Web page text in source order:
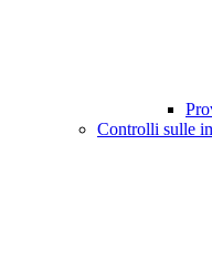
Controlli sulle